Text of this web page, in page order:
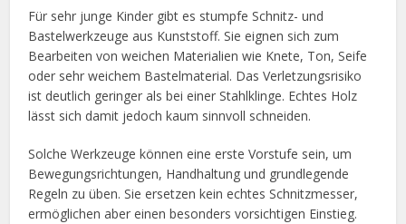
Für sehr junge Kinder gibt es stumpfe Schnitz- und
Bastelwerkzeuge aus Kunststoff. Sie eignen sich zum
Bearbeiten von weichen Materialien wie Knete, Ton, Seife
oder sehr weichem Bastelmaterial. Das Verletzungsrisiko
ist deutlich geringer als bei einer Stahlklinge. Echtes Holz
lässt sich damit jedoch kaum sinnvoll schneiden.
Solche Werkzeuge können eine erste Vorstufe sein, um
Bewegungsrichtungen, Handhaltung und grundlegende
Regeln zu üben. Sie ersetzen kein echtes Schnitzmesser,
ermöglichen aber einen besonders vorsichtigen Einstieg.